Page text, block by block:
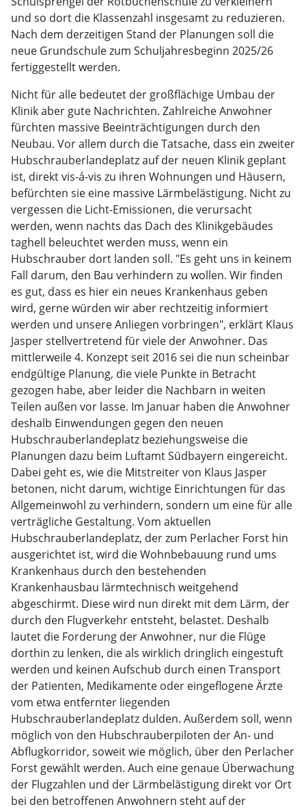
und so dort die Klassenzahl insgesamt zu reduzieren.
Nach dem derzeitigen Stand der Planungen soll die
neue Grundschule zum Schuljahresbeginn 2025/26
fertiggestellt werden.
Nicht für alle bedeutet der großflächige Umbau der
Klinik aber gute Nachrichten. Zahlreiche Anwohner
fürchten massive Beeinträchtigungen durch den
Neubau. Vor allem durch die Tatsache, dass ein zweiter
Hubschrauberlandeplatz auf der neuen Klinik geplant
ist, direkt vis-á-vis zu ihren Wohnungen und Häusern,
befürchten sie eine massive Lärmbelästigung. Nicht zu
vergessen die Licht-Emissionen, die verursacht
werden, wenn nachts das Dach des Klinikgebäudes
taghell beleuchtet werden muss, wenn ein
Hubschrauber dort landen soll. "Es geht uns in keinem
Fall darum, den Bau verhindern zu wollen. Wir finden
es gut, dass es hier ein neues Krankenhaus geben
wird, gerne würden wir aber rechtzeitig informiert
werden und unsere Anliegen vorbringen", erklärt Klaus
Jasper stellvertretend für viele der Anwohner. Das
mittlerweile 4. Konzept seit 2016 sei die nun scheinbar
endgültige Planung, die viele Punkte in Betracht
gezogen habe, aber leider die Nachbarn in weiten
Teilen außen vor lasse. Im Januar haben die Anwohner
deshalb Einwendungen gegen den neuen
Hubschrauberlandeplatz beziehungsweise die
Planungen dazu beim Luftamt Südbayern eingereicht.
Dabei geht es, wie die Mitstreiter von Klaus Jasper
betonen, nicht darum, wichtige Einrichtungen für das
Allgemeinwohl zu verhindern, sondern um eine für alle
verträgliche Gestaltung. Vom aktuellen
Hubschrauberlandeplatz, der zum Perlacher Forst hin
ausgerichtet ist, wird die Wohnbebauung rund ums
Krankenhaus durch den bestehenden
Krankenhausbau lärmtechnisch weitgehend
abgeschirmt. Diese wird nun direkt mit dem Lärm, der
durch den Flugverkehr entsteht, belastet. Deshalb
lautet die Forderung der Anwohner, nur die Flüge
dorthin zu lenken, die als wirklich dringlich eingestuft
werden und keinen Aufschub durch einen Transport
der Patienten, Medikamente oder eingeflogene Ärzte
vom etwa entfernter liegenden
Hubschrauberlandeplatz dulden. Außerdem soll, wenn
möglich von den Hubschrauberpiloten der An- und
Abflugkorridor, soweit wie möglich, über den Perlacher
Forst gewählt werden. Auch eine genaue Überwachung
der Flugzahlen und der Lärmbelästigung direkt vor Ort
bei den betroffenen Anwohnern steht auf der